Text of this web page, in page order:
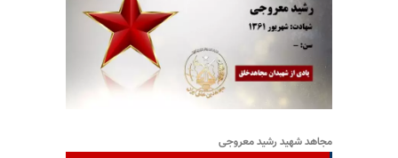
مجاهد شهید رشید معروجی